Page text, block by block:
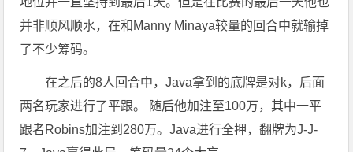
并非顺风顺水，在和Manny Minaya较量的回合中就输掉
了不少筹码。
在之后的8人回合中，Java拿到的底牌是对k，后面
两名玩家进行了平跟。 随后他加注至100万，其中一平
跟者Robins加注到280万。Java进行全押，翻牌为J-J-